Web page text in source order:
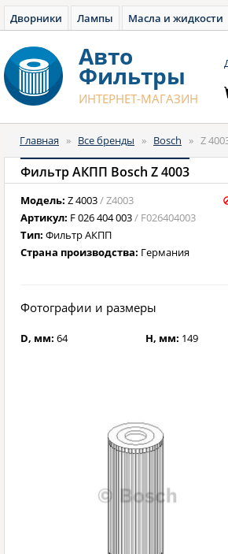
Дворники Лампы Масла и жидкости
Авто
Фильтры
ИНТЕРНЕТ-МАГАЗИН
Главная » Все бренды » Bosch » Z
Фильтр АКПП Bosch Z 4003
Модель: Z 4003/ Z4003
Артикул: F 026 404 003/ F026404003
Тип: Фильтр АКПП
Страна производства: Германия
Фотографии и размеры
D, мм: 64 H, мм: 149